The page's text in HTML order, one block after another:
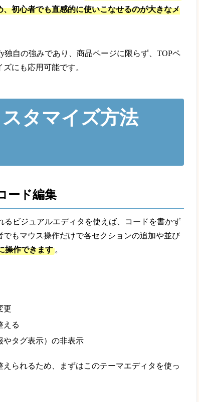
初心者でも直感的に使いこなせるのが大きなメ
独自の強みであり、商品ページに限らず、TOPペ
にも応用可能です。
タマイズ方法
ード編集
るビジュアルエディタを使えば、コードを書かず
もマウス操作だけで各セクションの追加や並び
操作できます 。
更
える
やタグ表示）の非表示
られるため、まずはこのテーマエディタを使っ